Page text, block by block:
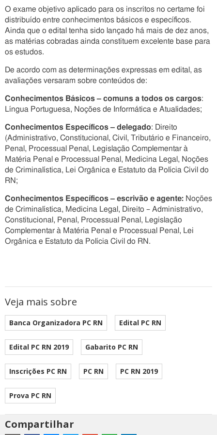
O exame objetivo aplicado para os inscritos no certame foi
distribuído entre conhecimentos básicos e específicos.
Ainda que o edital tenha sido lançado há mais de dez anos,
as matérias cobradas ainda constituem excelente base para
os estudos.
De acordo com as determinações expressas em edital, as
avaliações versaram sobre conteúdos de:
Conhecimentos Básicos – comuns a todos os cargos:
Língua Portuguesa, Noções de Informática e Atualidades;
Conhecimentos Específicos – delegado: Direito
(Administrativo, Constitucional, Civil, Tributário e Financeiro,
Penal, Processual Penal, Legislação Complementar à
Matéria Penal e Processual Penal, Medicina Legal, Noções
de Criminalística, Lei Orgânica e Estatuto da Polícia Civil do
RN;
Conhecimentos Específicos – escrivão e agente: Noções
de Criminalística, Medicina Legal, Direito – Administrativo,
Constitucional, Penal, Processual Penal, Legislação
Complementar à Matéria Penal e Processual Penal, Lei
Orgânica e Estatuto da Polícia Civil do RN.
Veja mais sobre
Banca Organizadora PC RN Edital PC RN
Edital PC RN 2019 Gabarito PC RN
Inscrições PC RN PC RN PC RN 2019
Prova PC RN
Compartilhar
Estes